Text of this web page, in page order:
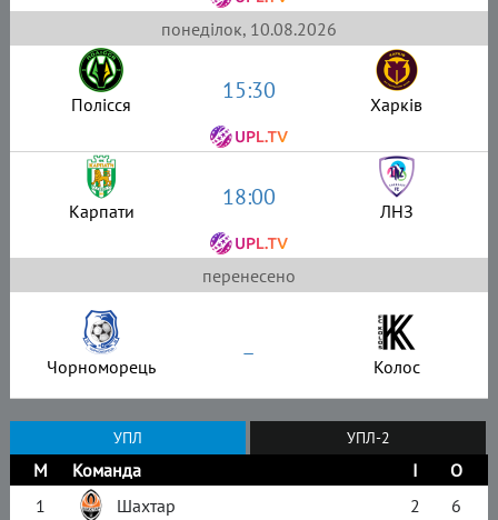
понеділок, 10.08.2026
Полісся 15:30 Харків
Карпати 18:00 ЛНЗ
перенесено
Чорноморець – Колос
УПЛ УПЛ-2
М Команда І
О
1
Шахтар 2
6